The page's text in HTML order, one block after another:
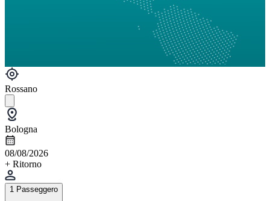
Rossano
Bologna
08/08/2026
+ Ritorno
1 Passeggero